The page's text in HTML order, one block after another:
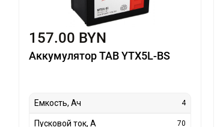
157.00 BYN
Аккумулятор TAB YTX5L-BS
Емкость, Ач 4
Пусковой ток, А 70